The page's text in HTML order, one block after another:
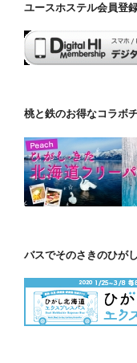
ユースホステル会員登
桃と鉄のお得なコラボ
バスでそのさきのひが